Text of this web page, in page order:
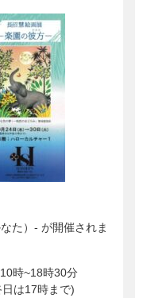
た）- が開催されま
時~18時30分
まで)